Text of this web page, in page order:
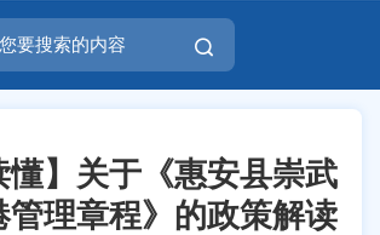
懂】关于《惠安县崇武
管理章程》的政策解读